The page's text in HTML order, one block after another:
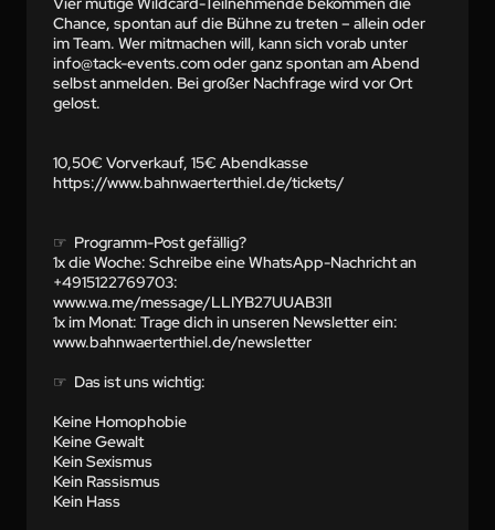
Chance, spontan auf die Bühne zu treten – allein oder
im Team. Wer mitmachen will, kann sich vorab unter
info@tack-events.com oder ganz spontan am Abend
selbst anmelden. Bei großer Nachfrage wird vor Ort
gelost.
10,50€ Vorverkauf, 15€ Abendkasse
https://www.bahnwaerterthiel.de/tickets/
☞  Programm-Post gefällig?
1x die Woche: Schreibe eine WhatsApp-Nachricht an
+4915122769703:
www.wa.me/message/LLIYB27UUAB3I1
1x im Monat: Trage dich in unseren Newsletter ein:
www.bahnwaerterthiel.de/newsletter
☞  Das ist uns wichtig:
Keine Homophobie
Keine Gewalt
Kein Sexismus
Kein Rassismus
Kein Hass